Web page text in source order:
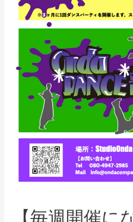
【毎週開催に
シ
ョ
ン